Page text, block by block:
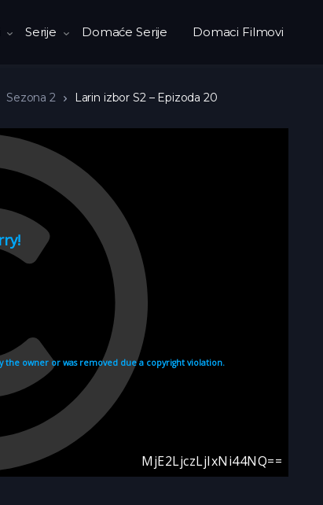
Serije Domaće Serije Domaci Filmovi
Sezona 2 Larin izbor S2 – Epizoda 20